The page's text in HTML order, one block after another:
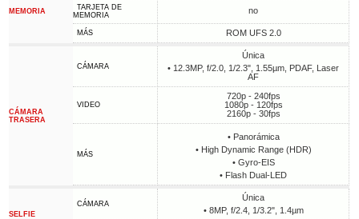
MEMORIA
TARJETA DE
MEMORIA
no
MÁS ROM UFS 2.0
CÁMARA
TRASERA
CÁMARA
Única
• 12.3MP, f/2.0, 1/2.3", 1.55µm, PDAF, Laser
AF
VIDEO
720p - 240fps
1080p - 120fps
2160p - 30fps
MÁS
• Panorámica
• High Dynamic Range (HDR)
• Gyro-EIS
• Flash Dual-LED
SELFIE
CÁMARA
Única
• 8MP, f/2.4, 1/3.2", 1.4µm